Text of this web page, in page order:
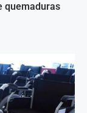
quemaduras